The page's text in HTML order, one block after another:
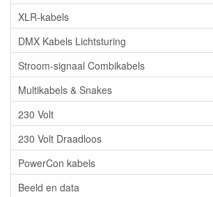
XLR-kabels
DMX Kabels Lichtsturing
Stroom-signaal Combikabels
Multikabels & Snakes
230 Volt
230 Volt Draadloos
PowerCon kabels
Beeld en data